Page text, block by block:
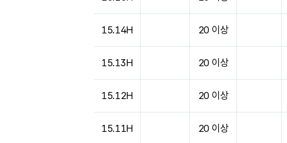
15.14H 20 이상
15.13H 20 이상
15.12H 20 이상
15.11H 20 이상